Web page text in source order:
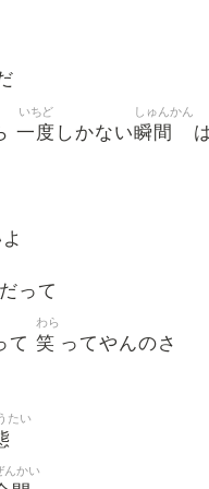
一度
いちど
しかない瞬間
しゅんかん
だって
て 笑
わら
ってやんのさ
たい
んかい